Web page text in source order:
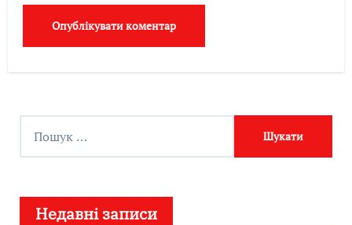
Недавні записи